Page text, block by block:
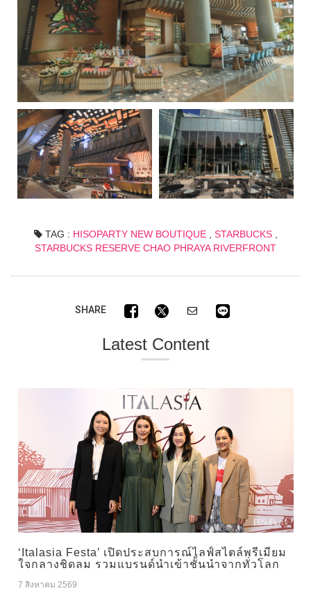
TAG : HISOPARTY NEW BOUTIQUE, STARBUCKS,
STARBUCKS RESERVE CHAO PHRAYA RIVERFRONT
SHARE
Latest Content
‘Italasia Festa’ เปิดประสบการณ์ไลฟ์สไตล์พรีเมียม
ใจกลางชิดลม รวมแบรนด์นำเข้าชั้นนำจากทั่วโลก
7 สิงหาคม 2569